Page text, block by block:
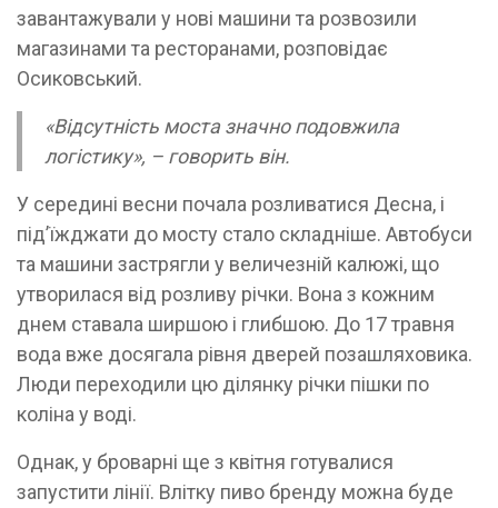
завантажували у нові машини та розвозили
магазинами та ресторанами, розповідає
Осиковський.
«Відсутність моста значно подовжила
логістику», – говорить він.
У середині весни почала розливатися Десна, і
підʼїжджати до мосту стало складніше. Автобуси
та машини застрягли у величезній калюжі, що
утворилася від розливу річки. Вона з кожним
днем ​​ставала ширшою і глибшою. До 17 травня
вода вже досягала рівня дверей позашляховика.
Люди переходили цю ділянку річки пішки по
коліна у воді.
Однак, у броварні ще з квітня готувалися
запустити лінії. Влітку пиво бренду можна буде